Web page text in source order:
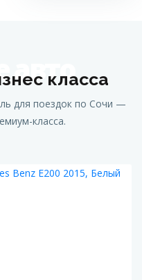
класса
для поездок по Сочи —
класса.